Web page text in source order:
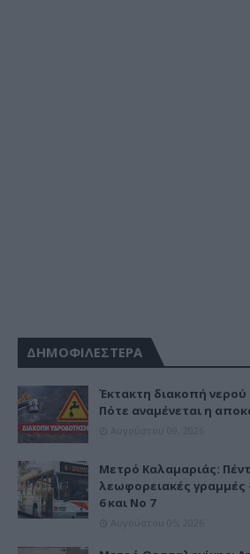
ΔΗΜΟΦΙΛΕΣΤΕΡΑ
Έκτακτη διακοπή νερού
Πότε αναμένεται η
Μετρό Καλαμαριάς:
λεωφορειακές γραμμές
6 και Νο 7